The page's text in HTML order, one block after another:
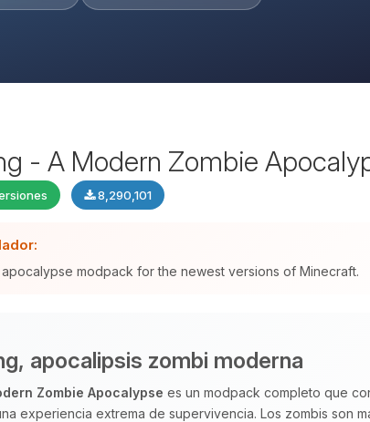
- A Modern Zombie
8,290,101
modpack for the newest versions of Minecraft.
apocalipsis zombi moderna
Zombie Apocalypse es un modpack completo que
experiencia extrema de supervivencia. Los zombis son